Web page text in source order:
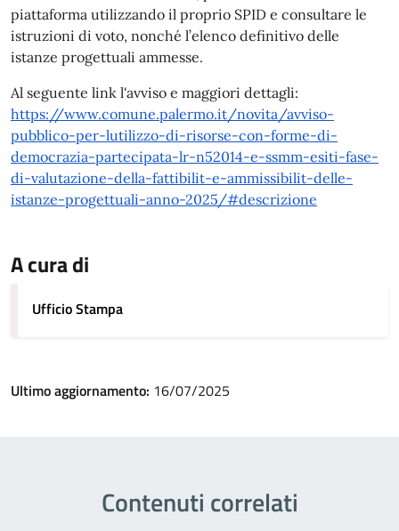
piattaforma utilizzando il proprio SPID e consultare le
istruzioni di voto, nonché l’elenco definitivo delle
istanze progettuali ammesse.
Al seguente link l'avviso e maggiori dettagli:
https://www.comune.palermo.it/novita/avviso-
pubblico-per-lutilizzo-di-risorse-con-forme-di-
democrazia-partecipata-lr-n52014-e-ssmm-esiti-fase-
di-valutazione-della-fattibilit-e-ammissibilit-delle-
istanze-progettuali-anno-2025/#descrizione
A cura di
Ufficio Stampa
Ultimo aggiornamento: 16/07/2025
Contenuti correlati